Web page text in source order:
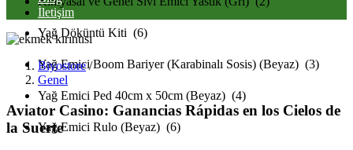
Yağ Döküntü Kiti (6)
Yağ Emici Boom Bariyer (Karabinalı Sosis) (Beyaz) (3)
Yağ Emici Ped 40cm x 50cm (Beyaz) (4)
Yağ Emici Rulo (Beyaz) (6)
İletişim
Biyostore/
Genel
Aviator Casino: Ganancias Rápidas en los Cielos de
la Suerte